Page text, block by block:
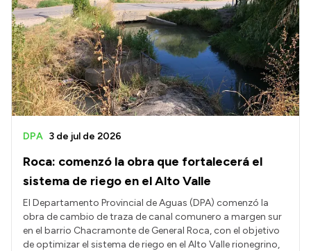
Roca: comenzó la obra que fortalecerá el
sistema de riego en el Alto Valle
DPA 3 de jul de 2026
El Departamento Provincial de Aguas (DPA) comenzó la
obra de cambio de traza de canal comunero a margen sur
en el barrio Chacramonte de General Roca, con el objetivo
de optimizar el sistema de riego en el Alto Valle rionegrino,